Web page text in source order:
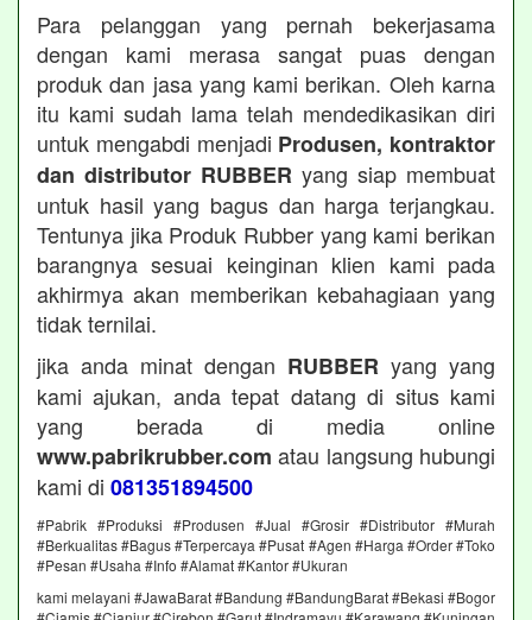
Para pelanggan yang pernah bekerjasama
dengan kami merasa sangat puas dengan
produk dan jasa yang kami berikan. Oleh karna
itu kami sudah lama telah mendedikasikan diri
untuk mengabdi menjadi Produsen, kontraktor
dan distributor RUBBER yang siap membuat
untuk hasil yang bagus dan harga terjangkau.
Tentunya jika Produk Rubber yang kami berikan
barangnya sesuai keinginan klien kami pada
akhirmya akan memberikan kebahagiaan yang
tidak ternilai.
jika anda minat dengan RUBBER yang yang
kami ajukan, anda tepat datang di situs kami
yang berada di media online
www.pabrikrubber.com atau langsung hubungi
kami di 081351894500
#Pabrik #Produksi #Produsen #Jual #Grosir #Distributor #Murah
#Berkualitas #Bagus #Terpercaya #Pusat #Agen #Harga #Order #Toko
#Pesan #Usaha #Info #Alamat #Kantor #Ukuran
kami melayani #JawaBarat #Bandung #BandungBarat #Bekasi #Bogor